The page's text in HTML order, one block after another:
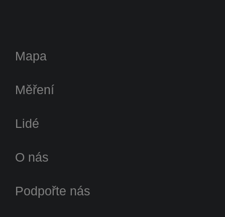
Mapa
Měření
Lidé
O nás
Podpořte nás